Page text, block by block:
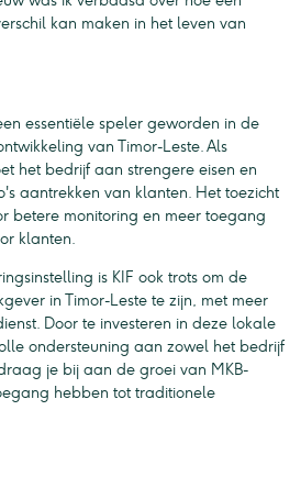
kan maken in het leven van
essentiële speler geworden in de
van Timor-Leste. Als
het bedrijf aan strengere eisen en
aantrekken van klanten. Het toezicht
betere monitoring en meer toegang
klanten.
is KIF ook trots om de
in Timor-Leste te zijn, met meer
Door te investeren in deze lokale
ondersteuning aan zowel het bedrijf
je bij aan de groei van MKB-
hebben tot traditionele